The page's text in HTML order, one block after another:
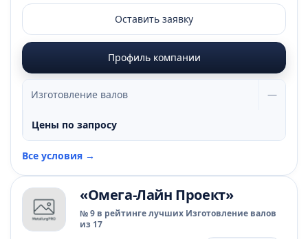
Оставить заявку
Профиль компании
Изготовление валов —
Цены по запросу
Все условия →
«Омега-Лайн Проект»
№ 9 в рейтинге лучших Изготовление валов
из 17